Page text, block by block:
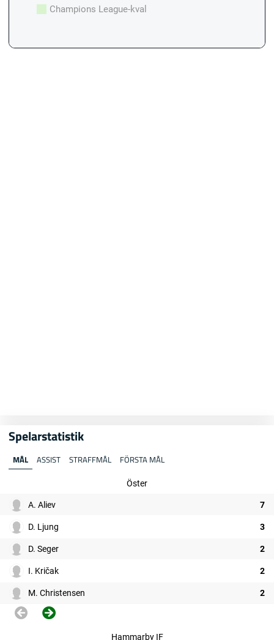
Champions League-kval
Spelarstatistik
MÅL ASSIST STRAFFMÅL FÖRSTA MÅL
Öster
A. Aliev 7
D. Ljung 3
D. Seger 2
I. Kričak 2
M. Christensen 2
Hammarby IF